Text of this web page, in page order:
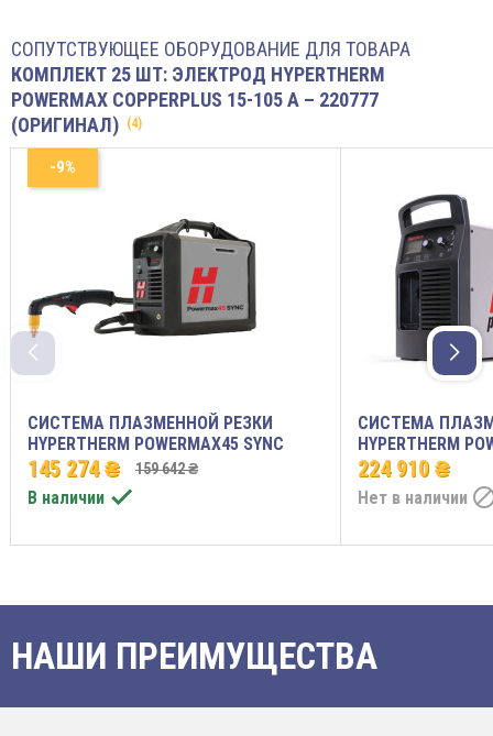
СОПУТСТВУЮЩЕЕ ОБОРУДОВАНИЕ ДЛЯ ТОВАРА
КОМПЛЕКТ 25 ШТ: ЭЛЕКТРОД HYPERTHERM
POWERMAX COPPERPLUS 15-105 A – 220777
(ОРИГИНАЛ) (4)
СИСТЕМА ПЛАЗМЕННОЙ РЕЗКИ
HYPERTHERM POWERMAX45 SYNC
145 274 ₴ 159 642 ₴
В наличии 
-9%
СИСТЕМА
HYPERTHERM
224 910 ₴
Нет в наличии
НАШИ ПРЕИМУЩЕСТВА